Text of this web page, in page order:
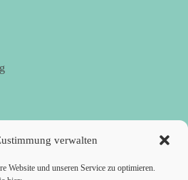
verwalten
Website und unseren Service zu optimieren.